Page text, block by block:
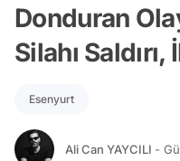
Donduran
Silahı
Esenyurt
Ali Can YAYCILI -